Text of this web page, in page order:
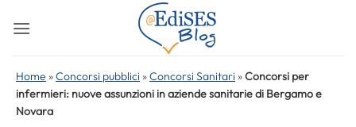
Home »Concorsi pubblici »Concorsi Sanitari »Concorsi per
infermieri: nuove assunzioni in aziende sanitarie di Bergamo e
Novara